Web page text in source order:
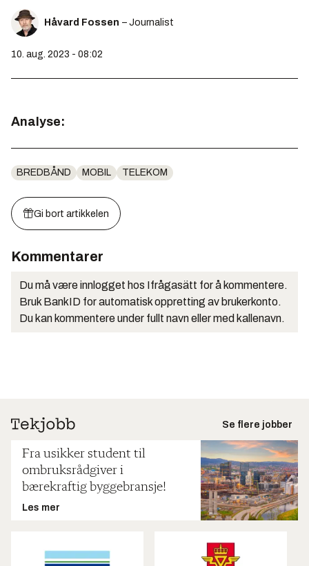
Håvard Fossen – Journalist
10. aug. 2023 - 08:02
Analyse:
BREDBÅND MOBIL TELEKOM
Gi bort artikkelen
Kommentarer
Du må være innlogget hos Ifrågasätt for å kommentere.
Bruk BankID for automatisk oppretting av brukerkonto.
Du kan kommentere under fullt navn eller med kallenavn.
Se flere jobber
Fra usikker student til
ombruksrådgiver i
bærekraftig byggebransje!
Les mer